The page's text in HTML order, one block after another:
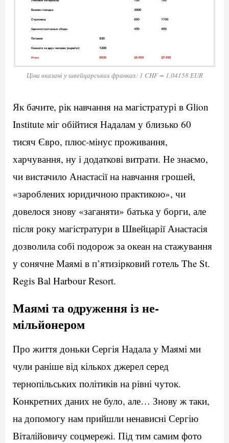
Ціни вказані у швейцарських франках: 1 CHF = 1,04158 EUR
Як бачите, рік навчання на магістратурі в Glion
Institute міг обійтися Надалам у близько 60
тисяч Євро, плюс-мінус проживання,
харчування, ну і додаткові витрати. Не знаємо,
чи вистачило Анастасії на навчання грошей,
«зароблених юридичною практикою», чи
довелося знову «заганяти» батька у борги, але
після року магістратури в Швейцарії Анастасія
дозволила собі подорож за океан на стажування
у сонячне Маямі в п’ятизірковий готель The St.
Regis Bal Harbour Resort.
Маямі та одруження із не-
мільйонером
Про життя доньки Сергія Надала у Маямі ми
чули раніше від кількох джерел серед
тернопільських політиків на рівні чуток.
Конкретних даних не було, але… Знову ж таки,
на допомогу нам прийшли ненависні Сергію
Віталійовичу соцмережі. Під тим самим фото